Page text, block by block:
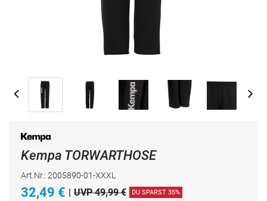
Kempa TORWARTHOSE
Art.Nr.: 2005890-01-XXXL
32,49 € | UVP 49,99 € DU SPARST 35%